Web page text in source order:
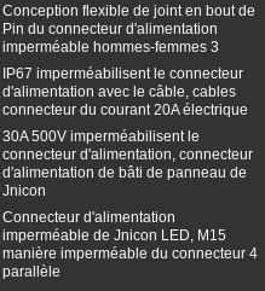
Conception flexible de joint en bout de
Pin du connecteur d'alimentation
imperméable hommes-femmes 3
IP67 imperméabilisent le connecteur
d'alimentation avec le câble, cables
connecteur du courant 20A électrique
30A 500V imperméabilisent le
connecteur d'alimentation, connecteur
d'alimentation de bâti de panneau de
Jnicon
Connecteur d'alimentation
imperméable de Jnicon LED, M15
manière imperméable du connecteur 4
parallèle